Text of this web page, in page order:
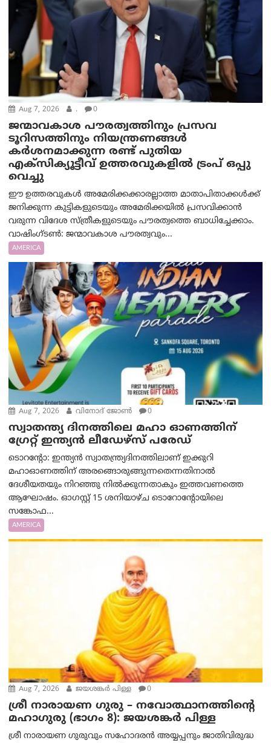
Aug 7, 2026 . 0
ജന്മാവകാശ പൗരത്വത്തിനും പ്രസവ
ടൂറിസത്തിനും നിയന്ത്രണങ്ങൾ
കർശനമാക്കുന്ന രണ്ട് പുതിയ
എക്സിക്യൂട്ടീവ് ഉത്തരവുകളിൽ ട്രംപ് ഒപ്പു
വെച്ചു
ഈ ഉത്തരവുകൾ അമേരിക്കക്കാരല്ലാത്ത മാതാപിതാക്കൾക്ക്
ജനിക്കുന്ന കുട്ടികളുടെയും അമേരിക്കയിൽ പ്രസവിക്കാൻ
വരുന്ന വിദേശ സ്ത്രീകളുടെയും പൗരത്വത്തെ ബാധിച്ചേക്കാം.
വാഷിംഗ്ടണ്‍: ജന്മാവകാശ പൗരത്വവും...
AMERICA
Aug 7, 2026 വിനോദ് ജോൺ 0
സ്വാതന്ത്യ ദിനത്തിലെ മഹാ ഓണത്തിന്
ഗ്രേറ്റ് ഇന്ത്യൻ ലീഡേഴ്സ് പരേഡ്
ടൊറന്റോ: ഇന്ത്യൻ സ്വാതന്ത്ര്യദിനത്തിലാണ് ഇക്കുറി
മഹാഓണത്തിന് അരങ്ങൊരുങ്ങുന്നതെന്നതിനാൽ
ദേശീയതയും നിറഞ്ഞു നിൽക്കുന്നതാകും ഇത്തവണത്തെ
ആഘോഷം. ഓഗസ്റ്റ് 15 ശനിയാഴ്ച ടൊറോന്റോയിലെ
സങ്കോഫ...
AMERICA
Aug 7, 2026 ജയശങ്കര്‍ പിള്ള 0
ശ്രീ നാരായണ ഗുരു – നവോത്ഥാനത്തിന്റെ
മഹാഗുരു (ഭാഗം 8): ജയശങ്കര്‍ പിള്ള
ശ്രീ നാരായണ ഗുരുവും സഹോദരൻ അയ്യപ്പനും ജാതിവിരുദ്ധ